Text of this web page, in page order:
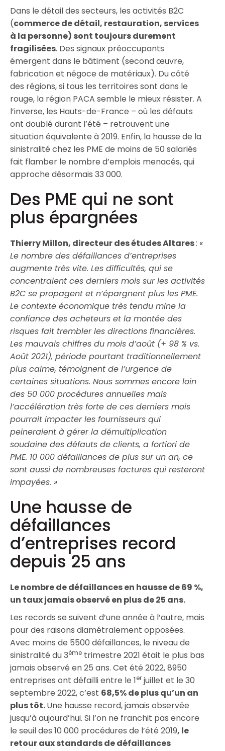
Dans le détail des secteurs, les activités B2C
(commerce de détail, restauration, services
à la personne) sont toujours durement
fragilisées. Des signaux préoccupants
émergent dans le bâtiment (second œuvre,
fabrication et négoce de matériaux). Du côté
des régions, si tous les territoires sont dans le
rouge, la région PACA semble le mieux résister. A
l’inverse, les Hauts-de-France – où les défauts
ont doublé durant l’été – retrouvent une
situation équivalente à 2019. Enfin, la hausse de la
sinistralité chez les PME de moins de 50 salariés
fait flamber le nombre d’emplois menacés, qui
approche désormais 33 000.
Des PME qui ne sont
plus épargnées
Thierry Millon, directeur des études Altares: «
Le nombre des défaillances d’entreprises
augmente très vite. Les difficultés, qui se
concentraient ces derniers mois sur les activités
B2C se propagent et n’épargnent plus les PME.
Le contexte économique très tendu mine la
confiance des acheteurs et la montée des
risques fait trembler les directions financières.
Les mauvais chiffres du mois d’août (+ 98 % vs.
Août 2021), période pourtant traditionnellement
plus calme, témoignent de l’urgence de
certaines situations. Nous sommes encore loin
des 50 000 procédures annuelles mais
l’accélération très forte de ces derniers mois
pourrait impacter les fournisseurs qui
peineraient à gérer la démultiplication
soudaine des défauts de clients, a fortiori de
PME. 10 000 défaillances de plus sur un an, ce
sont aussi de nombreuses factures qui resteront
impayées. »
Une hausse de
défaillances
d’entreprises record
depuis 25 ans
Le nombre de défaillances en hausse de 69 %,
un taux jamais observé en plus de 25 ans.
Les records se suivent d’une année à l’autre, mais
pour des raisons diamétralement opposées.
Avec moins de 5500 défaillances, le niveau de
sinistralité du 3ème trimestre 2021 était le plus bas
jamais observé en 25 ans. Cet été 2022, 8950
entreprises ont défailli entre le 1er juillet et le 30
septembre 2022, c’est 68,5% de plus qu’un an
plus tôt.Une hausse record, jamais observée
jusqu’à aujourd’hui. Si l’on ne franchit pas encore
le seuil des 10 000 procédures de l’été 2019, le
retour aux standards de défaillances